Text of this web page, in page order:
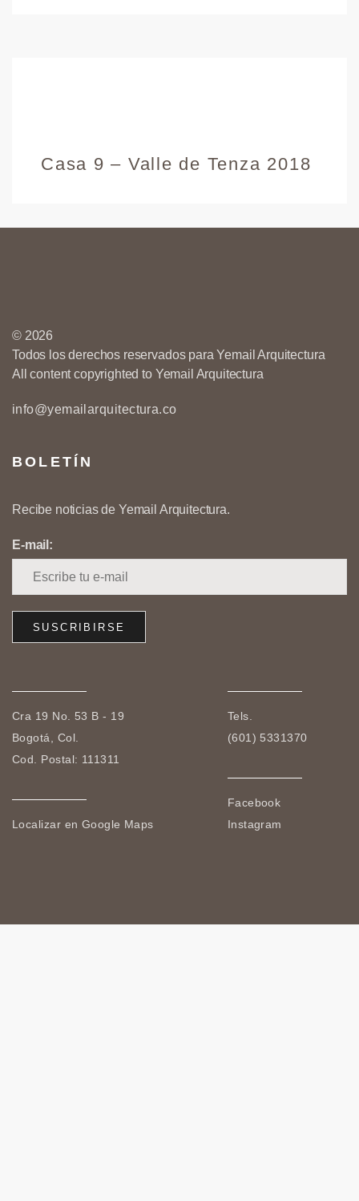
Casa 9 – Valle de Tenza 2018
© 2026
Todos los derechos reservados para Yemail Arquitectura
All content copyrighted to Yemail Arquitectura
info@yemailarquitectura.co
BOLETÍN
Recibe noticias de Yemail Arquitectura.
E-mail:
Cra 19 No. 53 B - 19
Bogotá, Col.
Cod. Postal: 111311
Localizar en Google Maps
Tels.
(601) 5331370
Facebook
Instagram